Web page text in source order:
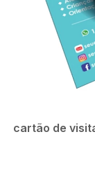
cartão de